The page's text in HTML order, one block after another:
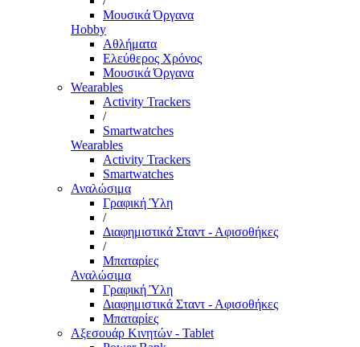
Μουσικά Όργανα
Hobby
Αθλήματα
Ελεύθερος Χρόνος
Μουσικά Όργανα
Wearables
Activity Trackers
/
Smartwatches
Wearables
Activity Trackers
Smartwatches
Αναλώσιμα
Γραφική Ύλη
/
Διαφημιστικά Σταντ - Αφισοθήκες
/
Μπαταρίες
Αναλώσιμα
Γραφική Ύλη
Διαφημιστικά Σταντ - Αφισοθήκες
Μπαταρίες
Αξεσουάρ Κινητών - Tablet